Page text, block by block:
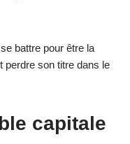
battre pour être la
son titre dans le
capitale